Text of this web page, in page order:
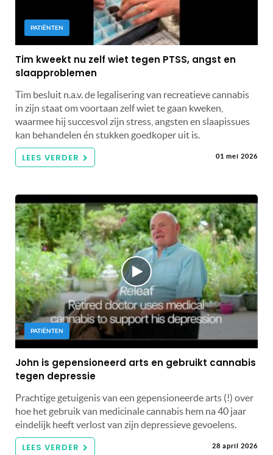
PATIËNTEN
Tim kweekt nu zelf wiet tegen PTSS, angst en
slaapproblemen
Tim besluit n.a.v. de legalisering van recreatieve cannabis
in zijn staat om voortaan zelf wiet te gaan kweken,
waarmee hij succesvol zijn stress, angsten en slaapissues
kan behandelen én stukken goedkoper uit is.
LEES VERDER 01 mei 2026
PATIËNTEN
John is gepensioneerd arts en gebruikt cannabis
tegen depressie
Prachtige getuigenis van een gepensioneerde arts (!) over
hoe het gebruik van medicinale cannabis hem na 40 jaar
eindelijk heeft verlost van zijn depressieve gevoelens.
LEES VERDER 28 april 2026